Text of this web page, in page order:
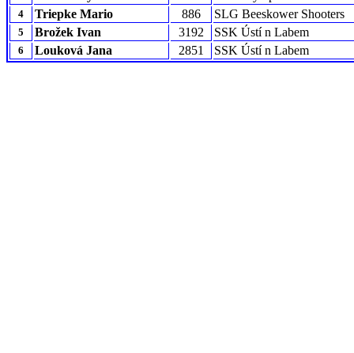
4 Triepke Mario 886 SLG Beeskower Shooters
5 Brožek Ivan 3192 SSK Ústí n Labem
6 Louková Jana 2851 SSK Ústí n Labem